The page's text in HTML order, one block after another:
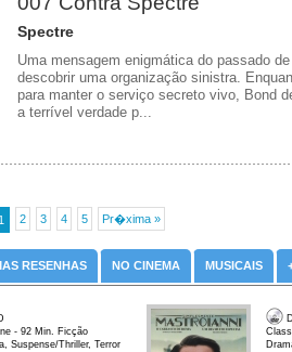
Spectre
Uma mensagem enigmática do passado
descobrir uma organização sinistra.
para manter o serviço secreto vivo, Bond
a terrível verdade p...
1 2 3 4 5 Pr�xima »
RESENHAS NO CINEMA MUSICAIS
- 92 Min. Ficção
Suspense/Thriller, Terror